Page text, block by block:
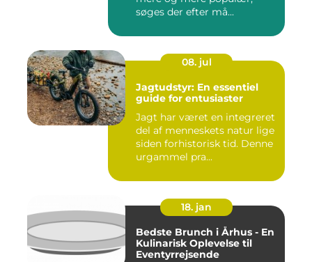
søges der efter må...
08. jul
Jagtudstyr: En essentiel
guide for entusiaster
Jagt har været en integreret
del af menneskets natur lige
siden forhistorisk tid. Denne
urgammel pra...
18. jan
Bedste Brunch i Århus - En
Kulinarisk Oplevelse til
Eventyrrejsende